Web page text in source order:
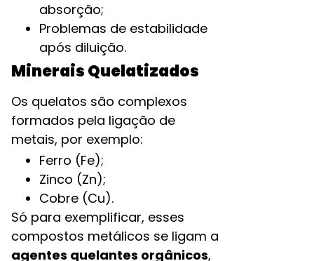
absorção;
Problemas de estabilidade
após diluição.
Minerais Quelatizados
Os quelatos são complexos
formados pela ligação de
metais, por exemplo:
Ferro (Fe);
Zinco (Zn);
Cobre (Cu).
Só para exemplificar, esses
compostos metálicos se ligam a
agentes quelantes orgânicos,